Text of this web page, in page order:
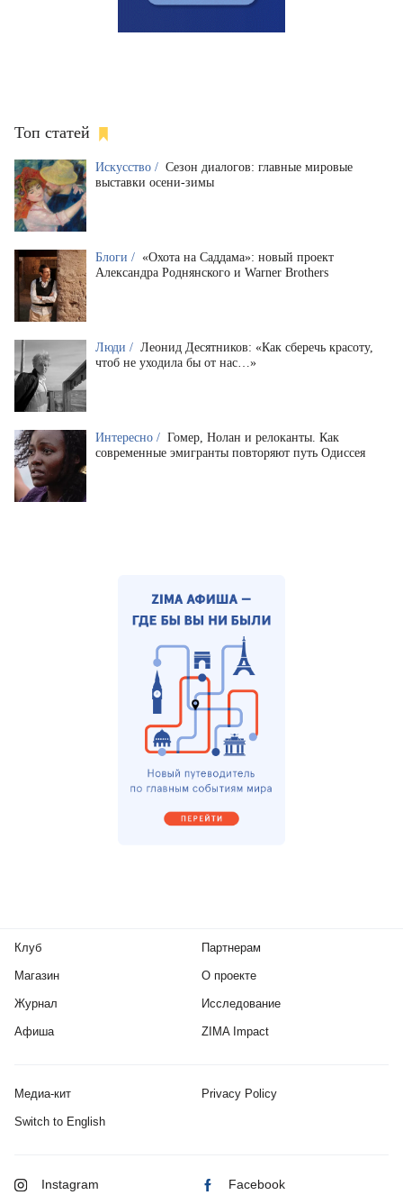
Топ статей
Искусство / Сезон диалогов: главные мировые
выставки осени-зимы
Блоги / «Охота на Саддама»: новый проект
Александра Роднянского и Warner Brothers
Люди / Леонид Десятников: «Как сберечь красоту,
чтоб не уходила бы от нас…»
Интересно / Гомер, Нолан и релоканты. Как
современные эмигранты повторяют путь Одиссея
Клуб
Магазин
Журнал
Афиша
Партнерам
О проекте
Исследование
ZIMA Impact
Медиа-кит Privacy Policy
Switch to English
Instagram Facebook